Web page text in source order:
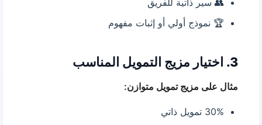
🏆 نموذج أولي أو إثبات مفهوم
3. اختيار مزيج التمويل المناسب
مثال على مزيج تمويل متوازن:
30% تمويل ذاتي